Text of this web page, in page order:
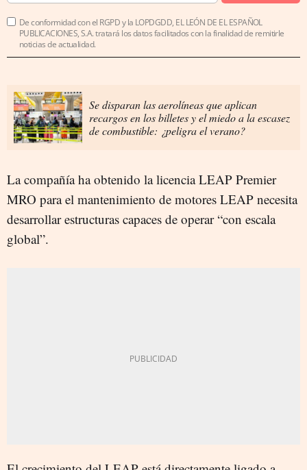
De conformidad con el RGPD y la LOPDGDD, EL LEÓN DE EL ESPAÑOL
PUBLICACIONES, S.A. tratará los datos facilitados con la finalidad de remitirle
noticias de actualidad.
Se disparan las aerolíneas que aplican
recargos en los billetes y el miedo a la escasez
de combustible: ¿peligra el verano?
La compañía ha obtenido la licencia LEAP Premier
MRO para el mantenimiento de motores LEAP necesita
desarrollar estructuras capaces de operar “con escala
global”.